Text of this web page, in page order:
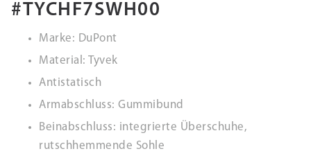
#TYCHF7SWH00
Marke: DuPont
Material: Tyvek
Antistatisch
Armabschluss: Gummibund
Beinabschluss: integrierte Überschuhe,
rutschhemmende Sohle